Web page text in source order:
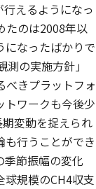
えるようになっ
たのは2008年以
になったばかりで
の実施方針」
べきプラットフォ
トワークも今後少
変動を捉えられ
も行うことができ
季節振幅の変化
規模のCH4収支